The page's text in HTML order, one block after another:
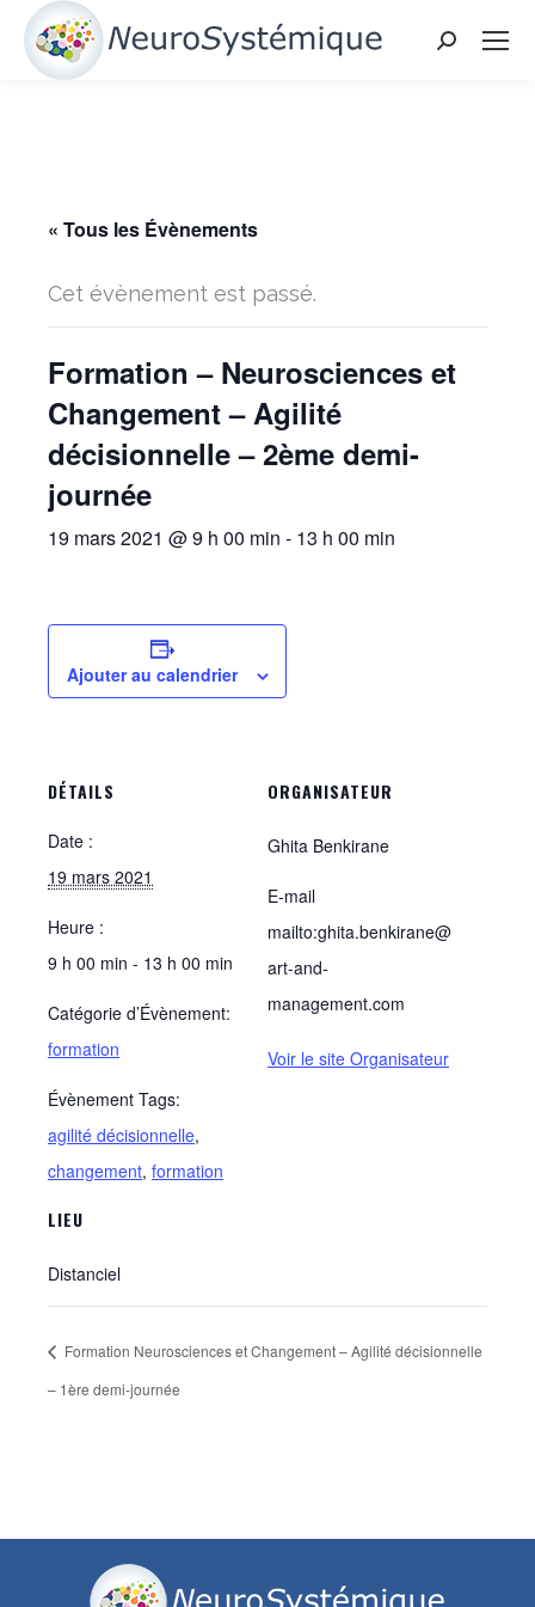
Search:
« Tous les Évènements
Cet évènement est passé.
Formation – Neurosciences et
Changement – Agilité
décisionnelle – 2ème demi-
journée
19 mars 2021 @ 9 h 00 min - 13 h 00 min
Ajouter au calendrier
DÉTAILS
Date :
19 mars 2021
Heure :
9 h 00 min - 13 h 00 min
Catégorie d’Évènement:
formation
Évènement Tags:
agilité décisionnelle,
changement, formation
LIEU
Distanciel
ORGANISATEUR
Ghita Benkirane
E-mail
mailto:ghita.benkirane@
art-and-
management.com
Voir le site Organisateur
Formation Neurosciences et Changement – Agilité décisionnelle
– 1ère demi-journée